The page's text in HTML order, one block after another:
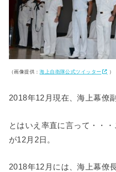
（画像提供：海上自衛隊公式ツイッター ）
2018年12月現在、海上幕僚
とはいえ率直に言って・・
が12月2日。
2018年12月には、海上幕僚